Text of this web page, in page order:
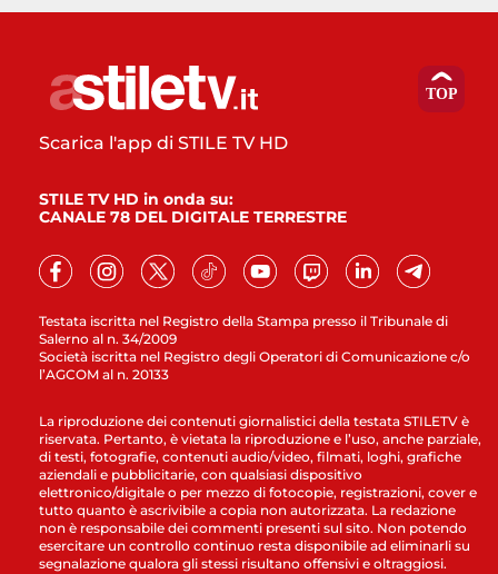
Testata iscritta nel Registro della Stampa presso il Tribunale di
Salerno al n. 34/2009
Società iscritta nel Registro degli Operatori di Comunicazione c/o
l’AGCOM al n. 20133
Scarica l'app di STILE TV HD
STILE TV HD in onda su:
CANALE 78 DEL DIGITALE TERRESTRE
La riproduzione dei contenuti giornalistici della testata STILETV è
riservata. Pertanto, è vietata la riproduzione e l’uso, anche parziale,
di testi, fotografie, contenuti audio/video, filmati, loghi, grafiche
aziendali e pubblicitarie, con qualsiasi dispositivo
elettronico/digitale o per mezzo di fotocopie, registrazioni, cover e
tutto quanto è ascrivibile a copia non autorizzata. La redazione
non è responsabile dei commenti presenti sul sito. Non potendo
esercitare un controllo continuo resta disponibile ad eliminarli su
segnalazione qualora gli stessi risultano offensivi e oltraggiosi.